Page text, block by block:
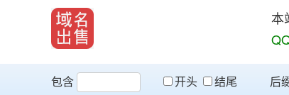
本
包含 开头
结尾
后